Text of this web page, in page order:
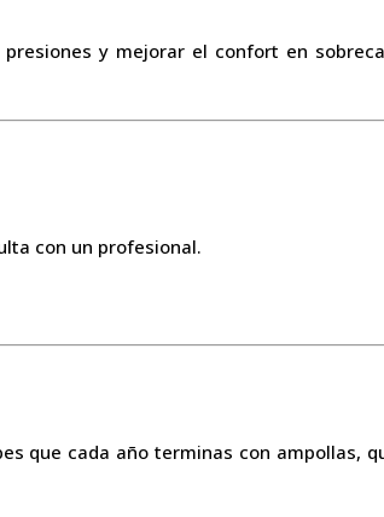
y mejorar el confort en
con un profesional.
que cada año terminas con ampollas,